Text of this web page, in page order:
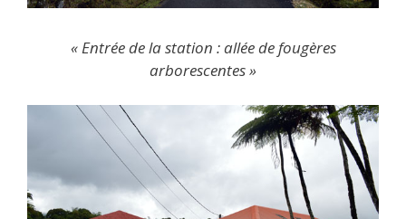
« Entrée de la station : allée de fougères
arborescentes »